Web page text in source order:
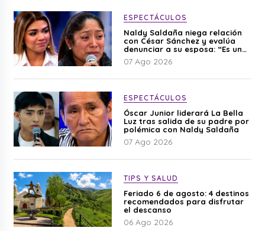
ESPECTÁCULOS
Naldy Saldaña niega relación
con César Sánchez y evalúa
denunciar a su esposa: “Es una
difamación”
07 Ago 2026
ESPECTÁCULOS
Óscar Junior liderará La Bella
Luz tras salida de su padre por
polémica con Naldy Saldaña
07 Ago 2026
TIPS Y SALUD
Feriado 6 de agosto: 4 destinos
recomendados para disfrutar
el descanso
06 Ago 2026